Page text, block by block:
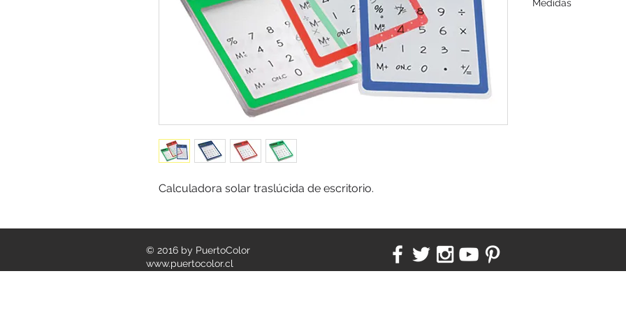
Calculadora solar traslúcida de escritorio.
Medidas
© 2016 by PuertoColor
www.puertocolor.cl